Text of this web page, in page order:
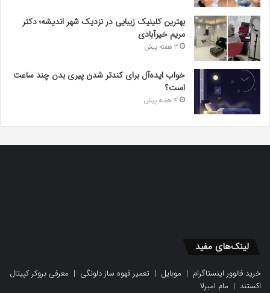
بهترین کلینیک زیبایی در نزدیک شهر اندیشه؛ دکتر
مریم خیرآبادی
3 هفته پیش
خواب ایده‌آل برای کندتر شدن پیری بدن چند ساعت
است؟
4 هفته پیش
لینک‌های مفید
خرید فالوور اینستاگرام | موبایل | تعمیر قهوه ساز دلونگی | معرفی بروکر کپیتال
اکستند | مام امبرلا